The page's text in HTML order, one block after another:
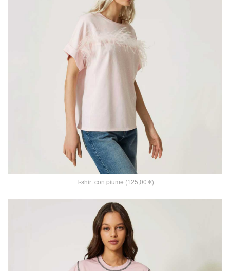
T-shirt con piume (125,00 €)